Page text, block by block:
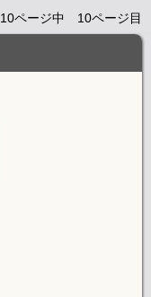
10ページ中 10ページ目